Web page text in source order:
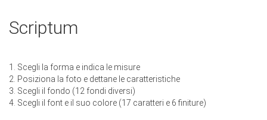
Scriptum
1. Scegli la forma e indica le misure
2. Posiziona la foto e dettane le caratteristiche
3. Scegli il fondo (12 fondi diversi)
4. Scegli il font e il suo colore (17 caratteri e 6 finiture)